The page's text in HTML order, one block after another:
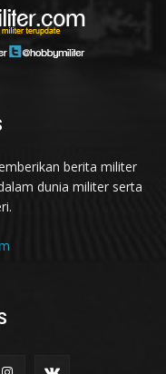
berita militer
dunia militer serta